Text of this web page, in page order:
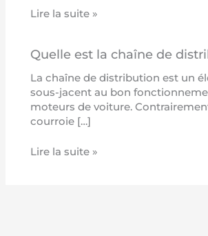
Lire la suite »
Quelle est la chaîne de
La chaîne de distribution est un
sous-jacent au bon
moteurs de voiture.
courroie […]
Lire la suite »